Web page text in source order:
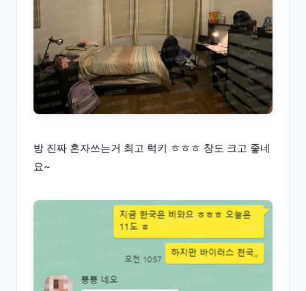
방 진짜 혼자쓰는거 최고 럭키 ㅎㅎㅎ 창도 크고 좋네
요~